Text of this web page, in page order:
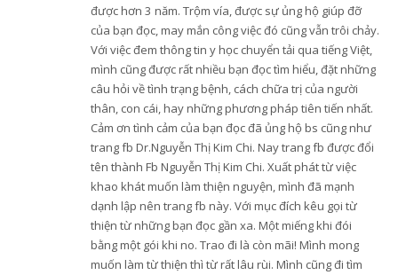
được hơn 3 năm. Trộm vía, được sự ủng hộ giúp đỡ
của bạn đọc, may mắn công việc đó cũng vẫn trôi chảy.
Với việc đem thông tin y học chuyển tải qua tiếng Việt,
mình cũng được rất nhiều bạn đọc tìm hiểu, đặt những
câu hỏi về tình trạng bệnh, cách chữa trị của người
thân, con cái, hay những phương pháp tiên tiến nhất.
Cảm ơn tình cảm của bạn đọc đã ủng hộ bs cũng như
trang fb Dr.Nguyễn Thị Kim Chi. Nay trang fb được đổi
tên thành Fb Nguyễn Thị Kim Chi. Xuất phát từ việc
khao khát muốn làm thiện nguyện, mình đã mạnh
dạnh lập nên trang fb này. Với mục đích kêu gọi từ
thiện từ những bạn đọc gần xa. Một miếng khi đói
bằng một gói khi no. Trao đi là còn mãi! Mình mong
muốn làm từ thiện thì từ rất lâu rùi. Mình cũng đi tìm